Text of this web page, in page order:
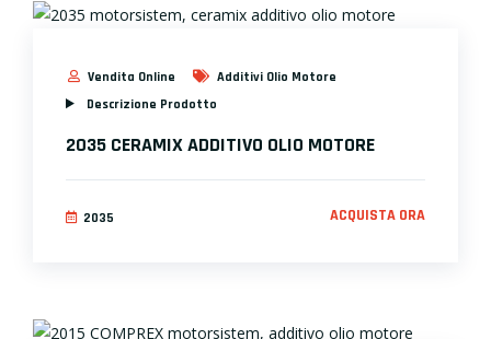
Vendita Online
Additivi Olio Motore
Descrizione Prodotto
2035 CERAMIX ADDITIVO OLIO MOTORE
2035 ACQUISTA ORA